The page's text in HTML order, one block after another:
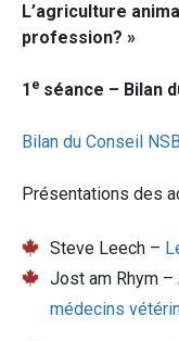
L’agriculture
profession? »
1 e séance – Bilan
Bilan du Conseil
Présentations des
Steve Leech –
Jost am Rhym –
médecins